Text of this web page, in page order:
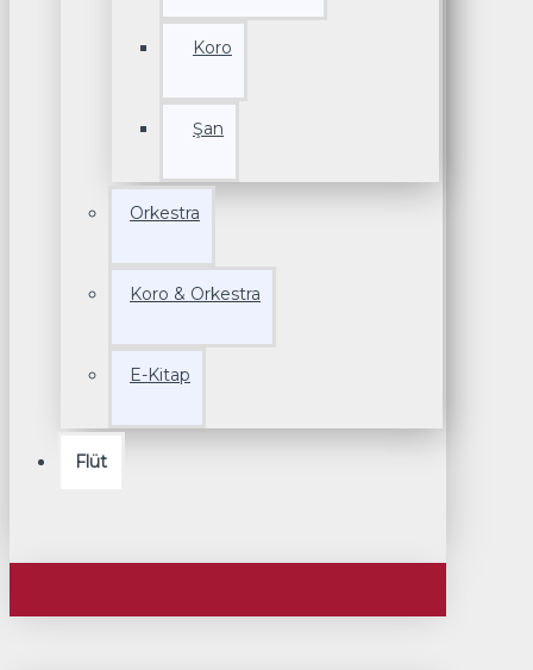
Koro
Şan
Orkestra
Koro & Orkestra
E-Kitap
Flüt